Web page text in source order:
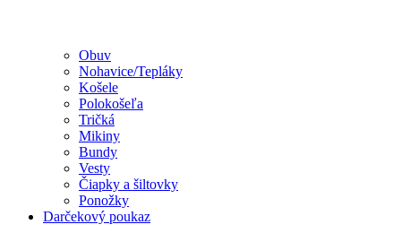
Obuv
Nohavice/Tepláky
Košele
Polokošeľa
Tričká
Mikiny
Bundy
Vesty
Čiapky a šiltovky
Ponožky
Darčekový poukaz